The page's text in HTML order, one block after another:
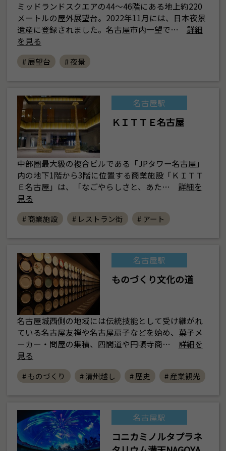
ミッドランドスクエアの44～46階にある地上約220
メートルの屋外展望台。2022年11月には、日本夜景
遺産に登録されました。名古屋市内一望で…
詳細
を見る
# 展望台 # 夜景
名古屋駅
ＫＩＴＴＥ名古屋
中部圏最大級の複合ビルである「JPタワー名古屋」
内の地下1階から3階に位置する商業施設「ＫＩＴＴ
Ｅ名古屋」は、「なごやらしさと、あた…
詳細を
見る
# 商業施設 # レストラン街 # アート
名古屋駅
ものづくり文化の道
名古屋城西側の地域には伝統技能として受け継がれ
ている名古屋友禅や名古屋扇子などを始め、菓子メ
ーカー・問屋の集積、四間道や円頓寺商…
詳細を
見る
# ものづくり # 清州越し # 歴史 # 産業観光
名古屋駅
コニカミノルタプラネ